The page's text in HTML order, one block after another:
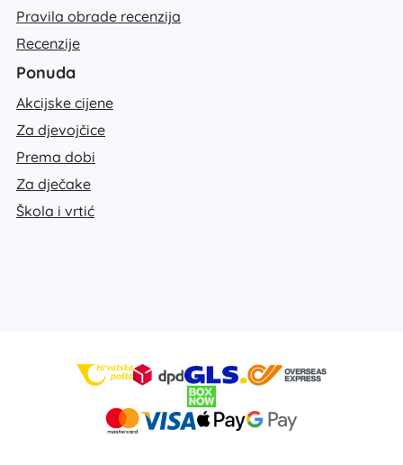
Pravila obrade recenzija
Recenzije
Ponuda
Akcijske cijene
Za djevojčice
Prema dobi
Za dječake
Škola i vrtić